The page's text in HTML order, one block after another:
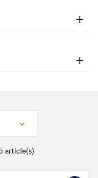
article(s)